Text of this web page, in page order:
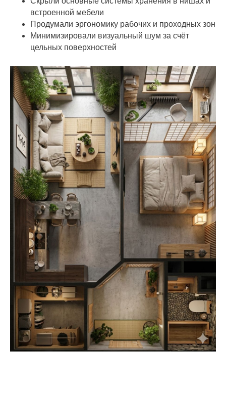
встроенной мебели
Продумали эргономику рабочих и проходных зон
Минимизировали визуальный шум за счёт
цельных поверхностей